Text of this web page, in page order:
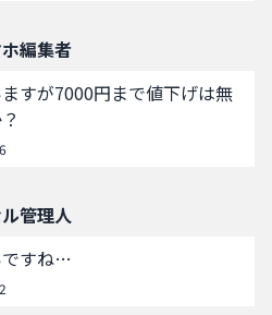
編集者
すが7000円まで値下げは無
管理人
ですね…